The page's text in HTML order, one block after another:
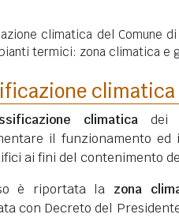
climatica del Comune
termici: zona climatica e
climatica
climatica dei
il funzionamento
ai fini del contenimento
è riportata la zona
con Decreto del